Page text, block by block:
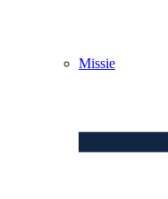
Missie